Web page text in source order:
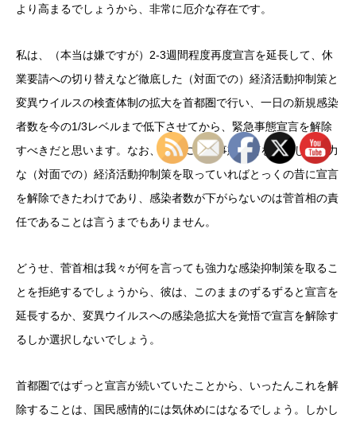
より高まるでしょうから、非常に厄介な存在です。
私は、（本当は嫌ですが）2-3週間程度再度宣言を延長して、休
業要請への切り替えなど徹底した（対面での）経済活動抑制策と
変異ウイルスの検査体制の拡大を首都圏で行い、一日の新規感染
者数を今の1/3レベルまで低下させてから、緊急事態宣言を解除
すべきだと思います。なお、早めに緊急事態宣言を発令して強力
な（対面での）経済活動抑制策を取っていればとっくの昔に宣言
を解除できたわけであり、感染者数が下がらないのは菅首相の責
任であることは言うまでもありません。
どうせ、菅首相は我々が何を言っても強力な感染抑制策を取るこ
とを拒絶するでしょうから、彼は、このままのずるずると宣言を
延長するか、変異ウイルスへの感染急拡大を覚悟で宣言を解除す
るしか選択しないでしょう。
首都圏ではずっと宣言が続いていたことから、いったんこれを解
除することは、国民感情的には気休めにはなるでしょう。しかし